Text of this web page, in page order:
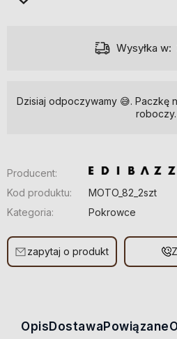
Wysyłka w:
Dzisiaj odpoczywamy 😅. Paczkę
roboczy.
Producent:
Kod produktu:
MOTO_82_2szt
Kategoria:
Pokrowce
zapytaj o produkt
Opis Dostawa Powiązane